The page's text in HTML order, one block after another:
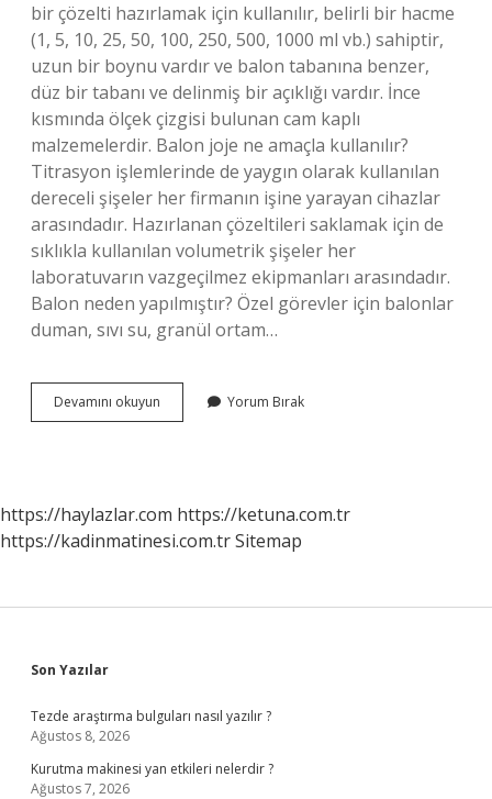
bir çözelti hazırlamak için kullanılır, belirli bir hacme
(1, 5, 10, 25, 50, 100, 250, 500, 1000 ml vb.) sahiptir,
uzun bir boynu vardır ve balon tabanına benzer,
düz bir tabanı ve delinmiş bir açıklığı vardır. İnce
kısmında ölçek çizgisi bulunan cam kaplı
malzemelerdir. Balon joje ne amaçla kullanılır?
Titrasyon işlemlerinde de yaygın olarak kullanılan
dereceli şişeler her firmanın işine yarayan cihazlar
arasındadır. Hazırlanan çözeltileri saklamak için de
sıklıkla kullanılan volumetrik şişeler her
laboratuvarın vazgeçilmez ekipmanları arasındadır.
Balon neden yapılmıştır? Özel görevler için balonlar
duman, sıvı su, granül ortam…
Devamını okuyun
Ne
Yorum Bırak
https://haylazlar.com https://ketuna.com.tr
https://kadinmatinesi.com.trSitemap
Sidebar
Son Yazılar
Tezde araştırma bulguları nasıl yazılır ?
Ağustos 8, 2026
Kurutma makinesi yan etkileri nelerdir ?
Ağustos 7, 2026